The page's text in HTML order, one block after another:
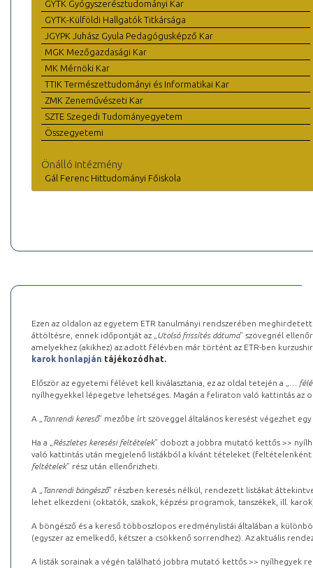
GYTK Gyógyszerésztudományi Kar
GYTK-Külföldi Hallgatók Titkársága
JGYPK Juhász Gyula Pedagógusképző Kar
MGK Mezőgazdasági Kar
MK Mérnöki Kar
TTIK Természettudományi és Informatikai Kar
ZMK Zeneművészeti Kar
SZTE Szegedi Tudományegyetem
Összegyetemi
Önálló intézmény
Gál Ferenc Hittudományi Főiskola
Ezen az oldalon az egyetem ETR tanulmányi rendszerében
áttöltésre, ennek időpontját az „ Utolsó frissítés dátuma” szövegnél
amelyekhez (akikhez) az adott félévben már történt az ETR-ben
karok honlapján tájékozódhat.
Először az egyetemi félévet kell kiválasztania, ez az oldal tetején a „
…
nyílhegyekkel lépegetve lehetséges. Magán a feliraton való kattintás az
A „ Tanrendi kereső” mezőbe írt szöveggel általános keresést végezhet
Ha a „ Részletes keresési feltételek” dobozt a jobbra mutató kettős >>
való kattintás után megjelenő listákból a kívánt tételeket (feltételenként
feltételek” rész után ellenőrizheti.
A „ Tanrendi böngésző” részben keresés nélkül, rendezett listákat
lehet elkezdeni (oktatók, szakok, képzési programok, tanszékek, ill.
A böngésző és a kereső többoszlopos eredménylistái általában a
(egyszer az emelkedő, kétszer a csökkenő sorrendhez). Az aktuális
A listák sorainak a végén található jobbra mutató kettős >> nyílhegyek